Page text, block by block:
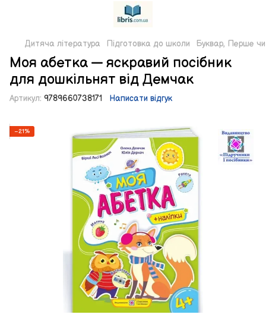
Дитяча література Підготовка до школи Буквар, Перше
Моя абетка — яскравий посібник
для дошкільнят від Демчак
Артикул: 9789660738171 Написати відгук
−21%